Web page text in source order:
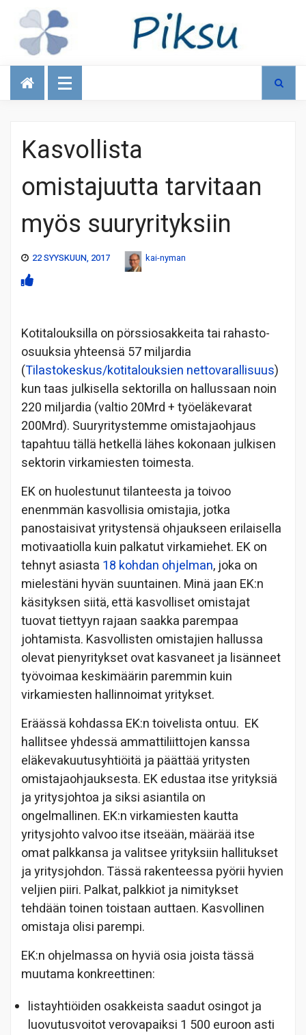
Talous
Kasvollista
omistajuutta tarvitaan
myös suuryrityksiin
22 SYYSKUUN, 2017 kai-nyman
Kotitalouksilla on pörssiosakkeita tai rahasto-
osuuksia yhteensä 57 miljardia
(Tilastokeskus/kotitalouksien nettovarallisuus)
kun taas julkisella sektorilla on hallussaan noin
220 miljardia (valtio 20Mrd + työeläkevarat
200Mrd). Suuryritystemme omistajaohjaus
tapahtuu tällä hetkellä lähes kokonaan julkisen
sektorin virkamiesten toimesta.
EK on huolestunut tilanteesta ja toivoo
enenmmän kasvollisia omistajia, jotka
panostaisivat yritystensä ohjaukseen erilaisella
motivaatiolla kuin palkatut virkamiehet. EK on
tehnyt asiasta 18 kohdan ohjelman, joka on
mielestäni hyvän suuntainen. Minä jaan EK:n
käsityksen siitä, että kasvolliset omistajat
tuovat tiettyyn rajaan saakka parempaa
johtamista. Kasvollisten omistajien hallussa
olevat pienyritykset ovat kasvaneet ja lisänneet
työvoimaa keskimäärin paremmin kuin
virkamiesten hallinnoimat yritykset.
Eräässä kohdassa EK:n toivelista ontuu. EK
hallitsee yhdessä ammattiliittojen kanssa
eläkevakuutusyhtiöitä ja päättää yritysten
omistajaohjauksesta. EK edustaa itse yrityksiä
ja yritysjohtoa ja siksi asiantila on
ongelmallinen. EK:n virkamiesten kautta
yritysjohto valvoo itse itseään, määrää itse
omat palkkansa ja valitsee yrityksiin hallitukset
ja yritysjohdon. Tässä rakenteessa pyörii hyvien
veljien piiri. Palkat, palkkiot ja nimitykset
tehdään toinen toistaan auttaen. Kasvollinen
omistaja olisi parempi.
EK:n ohjelmassa on hyviä osia joista tässä
muutama konkreettinen:
listayhtiöiden osakkeista saadut osingot ja
luovutusvoitot verovapaiksi 1 500 euroon asti